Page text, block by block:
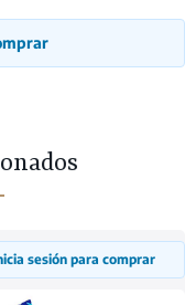
sesión para comprar